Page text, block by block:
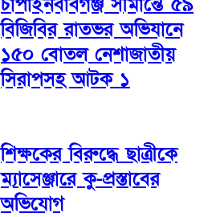
বিজিবির রাতভর অভিযানে
১৫০ বোতল নেশাজাতীয়
সিরাপসহ আটক ১
শিক্ষকের বিরুদ্ধে ছাত্রীকে
ম্যাসেঞ্জারে কু-প্রস্তাবের
অভিযোগ